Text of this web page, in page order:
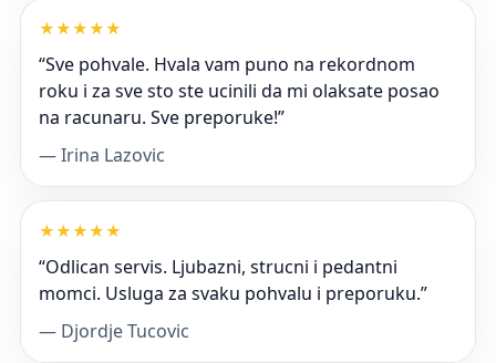
★★★★★
“Sve pohvale. Hvala vam puno na rekordnom
roku i za sve sto ste ucinili da mi olaksate posao
na racunaru. Sve preporuke!”
— Irina Lazovic
★★★★★
“Odlican servis. Ljubazni, strucni i pedantni
momci. Usluga za svaku pohvalu i preporuku.”
— Djordje Tucovic